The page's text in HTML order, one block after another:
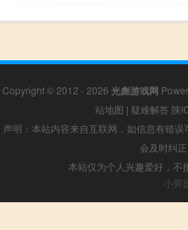
Copyright © 2012 - 2026 光彪游戏网
站地图 | 疑难解答 陕
声明：本站内容来自互联网，如信息有错
会及时纠
本站仅为个人兴趣爱好，不
小男